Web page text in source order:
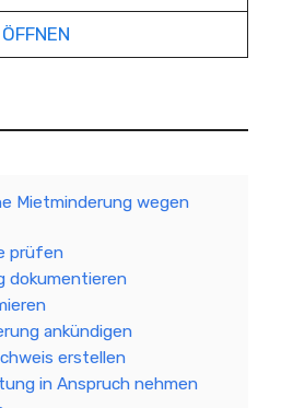
ÖFFNEN
Mietminderung wegen
prüfen
dokumentieren
ankündigen
erstellen
in Anspruch nehmen